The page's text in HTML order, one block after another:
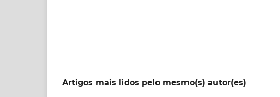
Artigos mais lidos pelo mesmo(s) autor(es)